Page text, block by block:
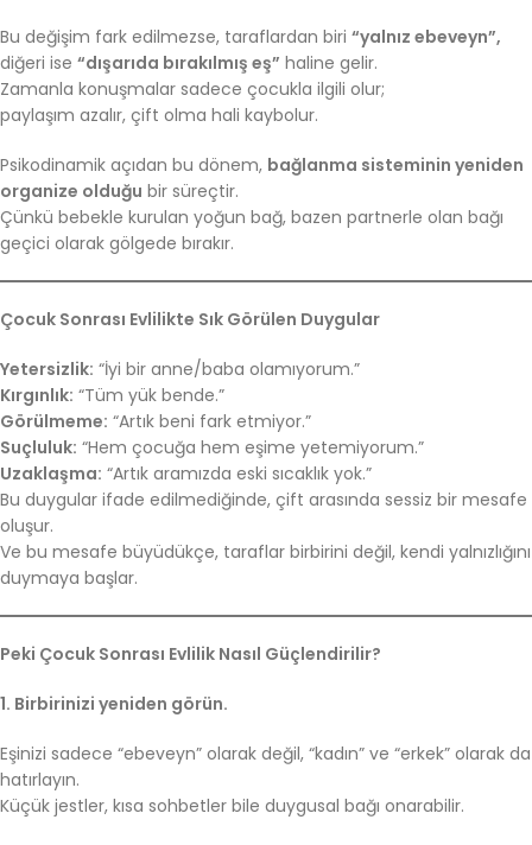
Bu değişim fark edilmezse, taraflardan biri “yalnız ebeveyn”,
diğeri ise “dışarıda bırakılmış eş” haline gelir.
Zamanla konuşmalar sadece çocukla ilgili olur;
paylaşım azalır, çift olma hali kaybolur.
Psikodinamik açıdan bu dönem, bağlanma sisteminin yeniden
organize olduğu bir süreçtir.
Çünkü bebekle kurulan yoğun bağ, bazen partnerle olan bağı
geçici olarak gölgede bırakır.
Çocuk Sonrası Evlilikte Sık Görülen Duygular
Yetersizlik: “İyi bir anne/baba olamıyorum.”
Kırgınlık: “Tüm yük bende.”
Görülmeme: “Artık beni fark etmiyor.”
Suçluluk: “Hem çocuğa hem eşime yetemiyorum.”
Uzaklaşma: “Artık aramızda eski sıcaklık yok.”
Bu duygular ifade edilmediğinde, çift arasında sessiz bir mesafe
oluşur.
Ve bu mesafe büyüdükçe, taraflar birbirini değil, kendi yalnızlığını
duymaya başlar.
Peki Çocuk Sonrası Evlilik Nasıl Güçlendirilir?
1. Birbirinizi yeniden görün.
Eşinizi sadece “ebeveyn” olarak değil, “kadın” ve “erkek” olarak da
hatırlayın.
Küçük jestler, kısa sohbetler bile duygusal bağı onarabilir.